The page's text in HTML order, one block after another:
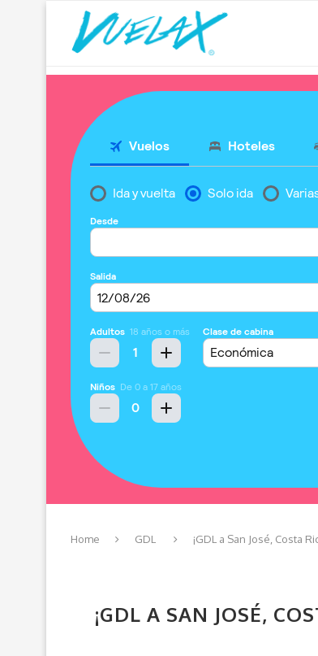
Home GDL ¡GDL a San José, Costa
¡GDL A SAN JOSÉ,